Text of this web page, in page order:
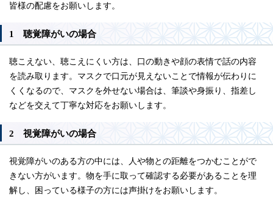
皆様の配慮をお願いします。
1 聴覚障がいの場合
聴こえない、聴こえにくい方は、口の動きや顔の表情で話の内容
を読み取ります。マスクで口元が見えないことで情報が伝わりに
くくなるので、マスクを外せない場合は、筆談や身振り、指差し
などを交えて丁寧な対応をお願いします。
2 視覚障がいの場合
視覚障がいのある方の中には、人や物との距離をつかむことがで
きない方がいます。物を手に取って確認する必要があることを理
解し、困っている様子の方には声掛けをお願いします。